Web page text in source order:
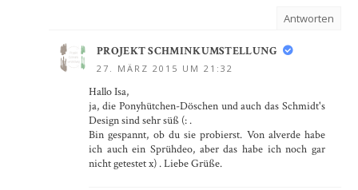
Antworten
PROJEKT SCHMINKUMSTELLUNG
27. MÄRZ 2015 UM 21:32
Hallo Isa,
ja, die Ponyhütchen-Döschen und auch das Schmidt's
Design sind sehr süß (: .
Bin gespannt, ob du sie probierst. Von alverde habe
ich auch ein Sprühdeo, aber das habe ich noch gar
nicht getestet x) . Liebe Grüße.